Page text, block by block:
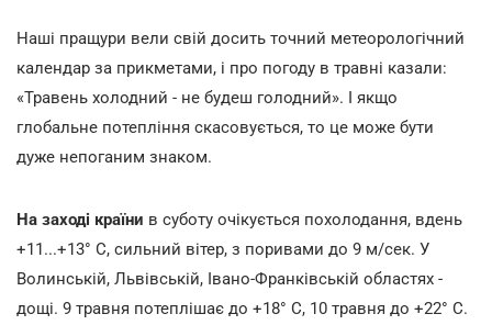
Наші пращури вели свій досить точний метеорологічний
календар за прикметами, і про погоду в травні казали:
«Травень холодний - не будеш голодний». І якщо
глобальне потепління скасовується, то це може бути
дуже непоганим знаком.
На заході країни в суботу очікується похолодання, вдень
+11...+13° С, сильний вітер, з поривами до 9 м/сек. У
Волинській, Львівській, Івано-Франківській областях -
дощі. 9 травня потеплішає до +18° С, 10 травня до +22° С.